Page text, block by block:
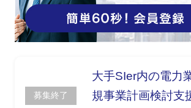
募集終了
大手SIer内の電力
規事業計画検討支